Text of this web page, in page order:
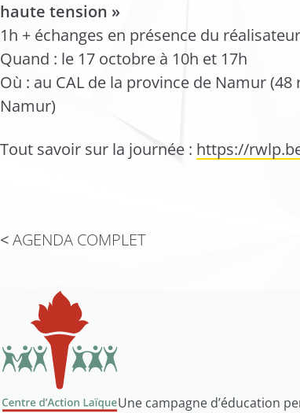
haute tension »
1h + échanges en présence du
Quand : le 17 octobre à 10h et 17h
Où : au CAL de la province de Namur
Namur)
Tout savoir sur la journée : https://
AGENDA COMPLET
Une campagne d’éducation